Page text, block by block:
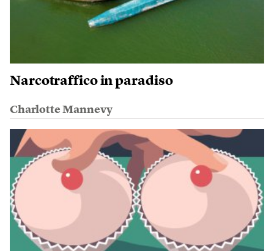
Narcotraffico in paradiso
Charlotte Mannevy